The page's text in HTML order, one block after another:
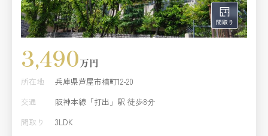
3,490万円
所在地
兵庫県芦屋市楠町12-20
交通
阪神本線「打出」駅 徒歩8分
間取り
3LDK